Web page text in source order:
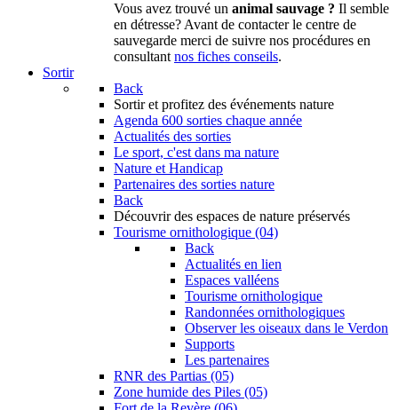
Vous avez trouvé un animal sauvage ? Il semble
en détresse? Avant de contacter le centre de
sauvegarde merci de suivre nos procédures en
consultant nos fiches conseils.
Sortir
Back
Sortir et profitez des événements nature
Agenda 600 sorties chaque année
Actualités des sorties
Le sport, c'est dans ma nature
Nature et Handicap
Partenaires des sorties nature
Back
Découvrir des espaces de nature préservés
Tourisme ornithologique (04)
Back
Actualités en lien
Espaces valléens
Tourisme ornithologique
Randonnées ornithologiques
Observer les oiseaux dans le Verdon
Supports
Les partenaires
RNR des Partias (05)
Zone humide des Piles (05)